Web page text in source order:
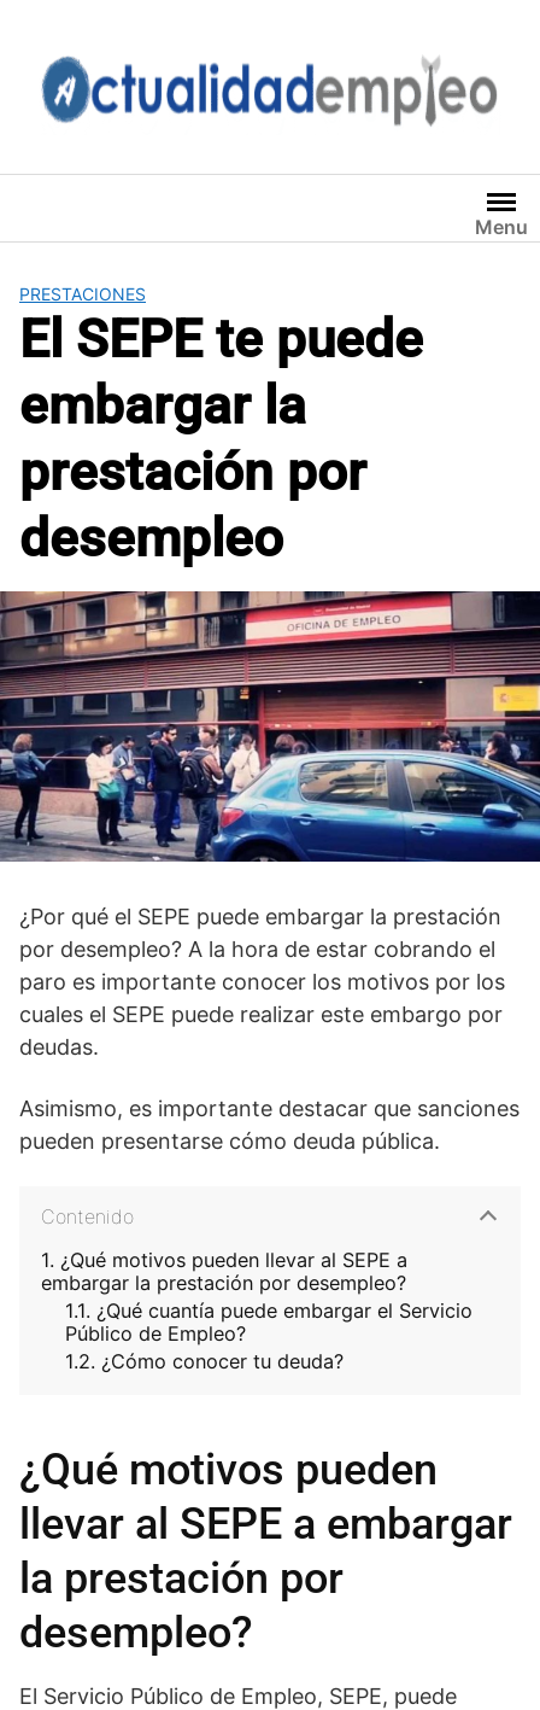
contenido
Menu
PRESTACIONES
El SEPE te puede
embargar la
prestación por
desempleo
¿Por qué el SEPE puede embargar la prestación
por desempleo? A la hora de estar cobrando el
paro es importante conocer los motivos por los
cuales el SEPE puede realizar este embargo por
deudas.
Asimismo, es importante destacar que sanciones
pueden presentarse cómo deuda pública.
Contenido
¿Qué motivos pueden llevar al SEPE a
embargar la prestación por desempleo?
¿Qué cuantía puede embargar el Servicio
Público de Empleo?
¿Cómo conocer tu deuda?
¿Qué motivos pueden
llevar al SEPE a embargar
la prestación por
desempleo?
El Servicio Público de Empleo, SEPE, puede